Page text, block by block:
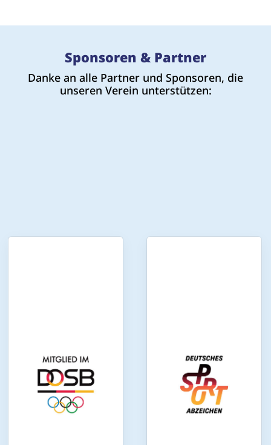
Sponsoren & Partner
Danke an alle Partner und Sponsoren, die
unseren Verein unterstützen: